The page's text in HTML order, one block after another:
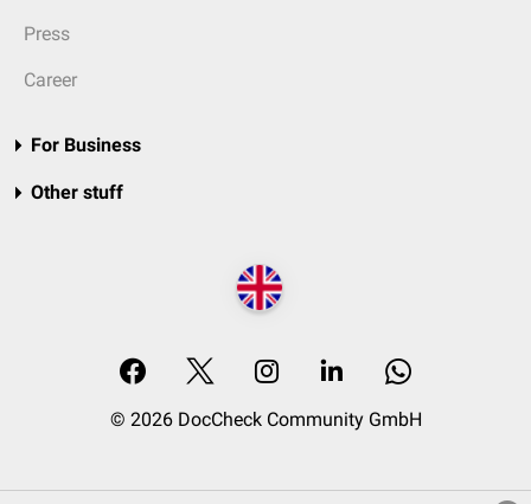
Press
Career
For Business
Other stuff
© 2026 DocCheck Community GmbH